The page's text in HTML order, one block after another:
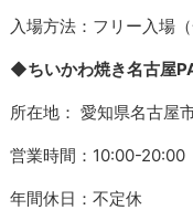
入場方法：フリー入場（
◆ちいかわ焼き名古屋
所在地： 愛知県名古屋
営業時間：10:00-20:00
年間休日：不定休